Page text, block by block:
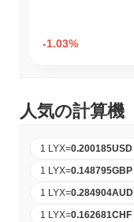
-1.03%
人気の計算機
1 LYX=0.200185USD
1 LYX=0.148795GBP
1 LYX=0.284904AUD
1 LYX=0.162681CHF